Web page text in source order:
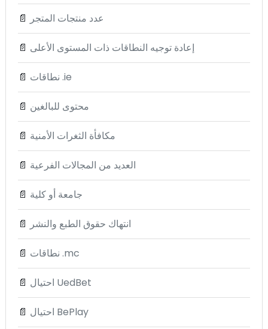
📄 عدد منتجات المتجر
📄 إعادة توجيه النطاقات ذات المستوى الأعلى
📄 نطاقات .ie
📄 محتوى للبالغين
📄 مكافأة الثغرات الأمنية
📄 العديد من المجالات الفرعية
📄 جامعة أو كلية
📄 انتهاك حقوق الطبع والنشر
📄 نطاقات .mc
📄 احتيال UedBet
📄 احتيال BePlay